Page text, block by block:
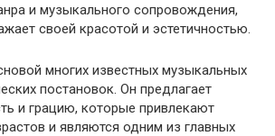
и музыкального сопровождения,
своей красотой и эстетичностью.
многих известных музыкальных
постановок. Он предлагает
и грацию, которые привлекают
и являются одним из главных